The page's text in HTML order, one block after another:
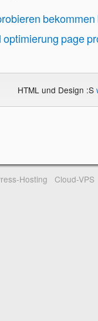
bekommen
optimierung page
HTML und Design :S
Hosting Cloud-VPS